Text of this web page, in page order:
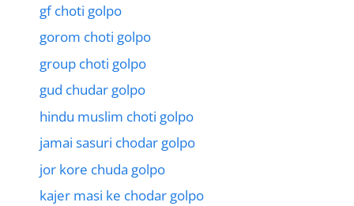
gf choti golpo
gorom choti golpo
group choti golpo
gud chudar golpo
hindu muslim choti golpo
jamai sasuri chodar golpo
jor kore chuda golpo
kajer masi ke chodar golpo